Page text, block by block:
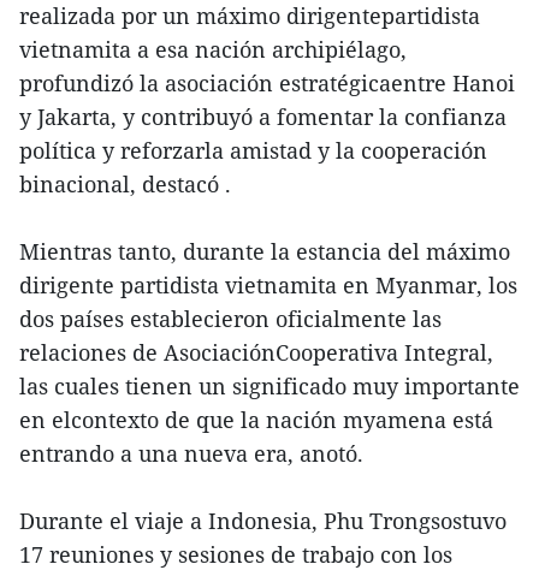
realizada por un máximo dirigentepartidista
vietnamita a esa nación archipiélago,
profundizó la asociación estratégicaentre Hanoi
y Jakarta, y contribuyó a fomentar la confianza
política y reforzarla amistad y la cooperación
binacional, destacó .
Mientras tanto, durante la estancia del máximo
dirigente partidista vietnamita en Myanmar, los
dos países establecieron oficialmente las
relaciones de AsociaciónCooperativa Integral,
las cuales tienen un significado muy importante
en elcontexto de que la nación myamena está
entrando a una nueva era, anotó.
Durante el viaje a Indonesia, Phu Trongsostuvo
17 reuniones y sesiones de trabajo con los